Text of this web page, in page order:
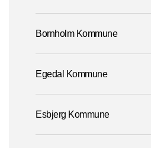
Bornholm Kommune
Egedal Kommune
Esbjerg Kommune